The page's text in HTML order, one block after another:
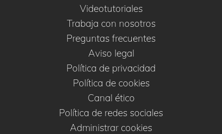
Videotutoriales
Trabaja con nosotros
Preguntas frecuentes
Aviso legal
Política de privacidad
Política de cookies
Canal ético
Política de redes sociales
Administrar cookies